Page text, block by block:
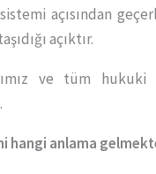
açısından
açıktır.
ve tüm
hangi anlama